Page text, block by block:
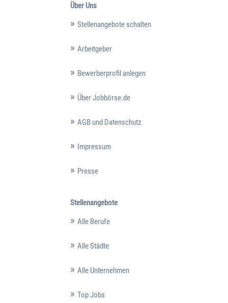
Über Uns
Stellenangebote schalten
Arbeitgeber
Bewerberprofil anlegen
Über Jobbörse.de
AGB und Datenschutz
Impressum
Presse
Stellenangebote
Alle Berufe
Alle Städte
Alle Unternehmen
Top Jobs